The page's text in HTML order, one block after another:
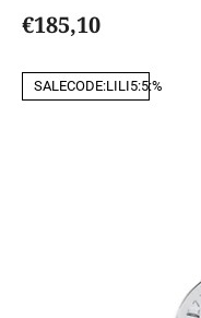
€185,10
SALECODE:LILI5:5:%